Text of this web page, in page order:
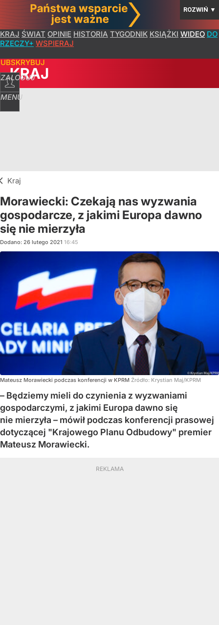
ROZWIŃ ▼
KRAJ ŚWIAT OPINIE HISTORIA TYGODNIK KSIĄŻKI WIDEO DO
RZECZY+ WSPIERAJ
ZALOGUJ
MENU
KRAJ
Kraj
Morawiecki: Czekają nas wyzwania
gospodarcze, z jakimi Europa dawno
się nie mierzyła
Dodano: 26 lutego 2021 16:45
Mateusz Morawiecki podczas konferencji w KPRM Źródło: Krystian Maj/KPRM
– Będziemy mieli do czynienia z wyzwaniami
gospodarczymi, z jakimi Europa dawno się
nie mierzyła – mówił podczas konferencji prasowej
dotyczącej "Krajowego Planu Odbudowy" premier
Mateusz Morawiecki.